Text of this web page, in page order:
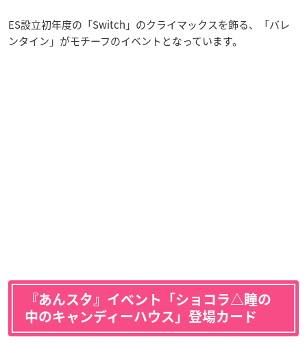
ES設立初年度の「Switch」のクライマックスを飾る、「バレ
ンタイン」がモチーフのイベントとなっています。
『あんスタ』イベント「ショコラ△瞳の
中のキャンディーハウス」登場カード